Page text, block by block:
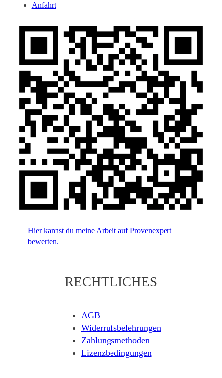
Anfahrt
Hier kannst du meine Arbeit auf Provenexpert
bewerten.
RECHTLICHES
AGB
Widerrufsbelehrungen
Zahlungsmethoden
Lizenzbedingungen